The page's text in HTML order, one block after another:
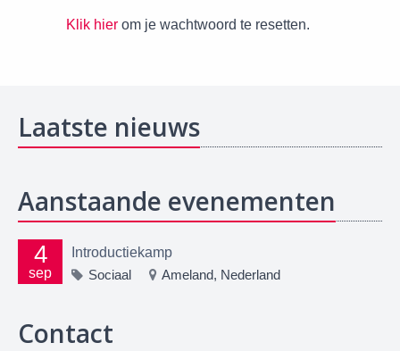
Klik hier om je wachtwoord te resetten.
Laatste nieuws
Aanstaande evenementen
4
sep
Introductiekamp
Sociaal
Ameland, Nederland
Contact